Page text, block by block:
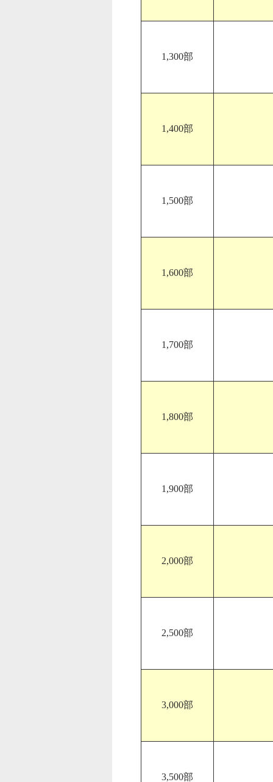
1,300部
1,400部
1,500部
1,600部
1,700部
1,800部
1,900部
2,000部
2,500部
3,000部
3,500部